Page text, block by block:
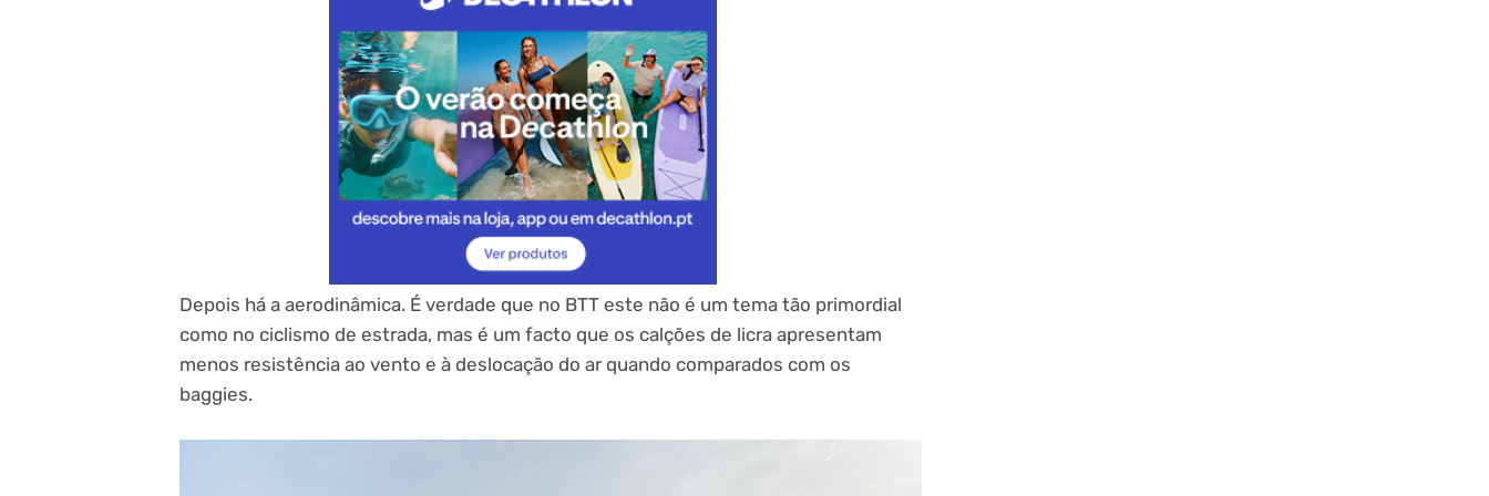
Depois há a aerodinâmica. É verdade que no BTT este não é um tema tão primordial
como no ciclismo de estrada, mas é um facto que os calções de licra apresentam
menos resistência ao vento e à deslocação do ar quando comparados com os
baggies.